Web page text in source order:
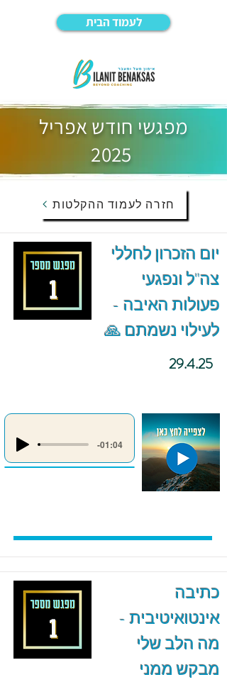
לעמוד הבית
מפגשי חודש אפריל
חזרה לעמוד ההקלטות
יום הזכרון לחללי
צה"ל ונפגעי
פעולות האיבה -
לעילוי נשמתם 🙏
29.4.25
-01:04
כתיבה
אינטואיטיבית -
מה הלב שלי
מבקש ממני